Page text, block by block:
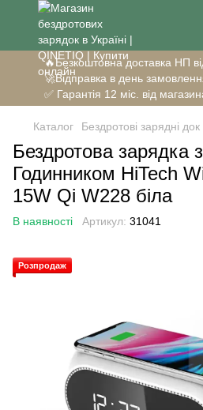
🔥Безкоштовна доставка НП
🚀Відправка в день
✅ Гарантія 12 міс. від
Каталог Бездротові зарядні док
Бездротова зарядка
Годинником HiTech
15W Qi W228 біла
В наявності Артикул: 31041
Розпродаж